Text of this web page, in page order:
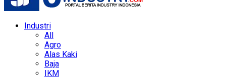
Industri
All
Agro
Alas Kaki
Baja
IKM